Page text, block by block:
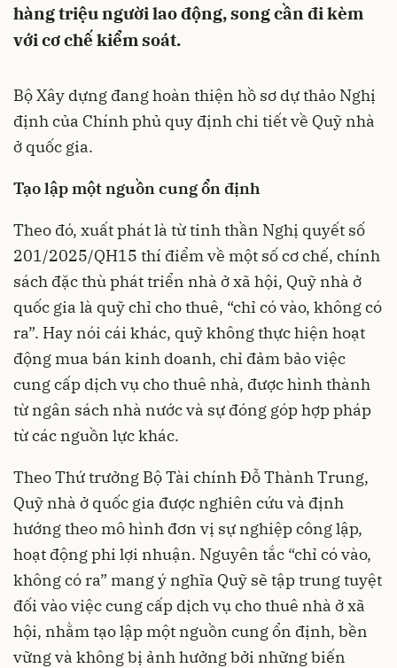
hàng triệu người lao động, song cần đi kèm
với cơ chế kiểm soát.
Bộ Xây dựng đang hoàn thiện hồ sơ dự thảo Nghị
định của Chính phủ quy định chi tiết về Quỹ nhà
ở quốc gia.
Tạo lập một nguồn cung ổn định
Theo đó, xuất phát là từ tinh thần Nghị quyết số
201/2025/QH15 thí điểm về một số cơ chế, chính
sách đặc thù phát triển nhà ở xã hội, Quỹ nhà ở
quốc gia là quỹ chỉ cho thuê, “chỉ có vào, không có
ra”. Hay nói cái khác, quỹ không thực hiện hoạt
động mua bán kinh doanh, chỉ đảm bảo việc
cung cấp dịch vụ cho thuê nhà, được hình thành
từ ngân sách nhà nước và sự đóng góp hợp pháp
từ các nguồn lực khác.
Theo Thứ trưởng Bộ Tài chính Đỗ Thành Trung,
Quỹ nhà ở quốc gia được nghiên cứu và định
hướng theo mô hình đơn vị sự nghiệp công lập,
hoạt động phi lợi nhuận. Nguyên tắc “chỉ có vào,
không có ra” mang ý nghĩa Quỹ sẽ tập trung tuyệt
đối vào việc cung cấp dịch vụ cho thuê nhà ở xã
hội, nhằm tạo lập một nguồn cung ổn định, bền
vững và không bị ảnh hưởng bởi những biến